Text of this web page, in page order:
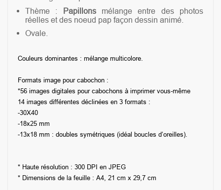
Thème : Papillonsmélange entre des photos
réelles et des noeud pap façon dessin animé.
Ovale.
Couleurs dominantes : mélange multicolore.
Formats image pour cabochon :
*56 images digitales pour cabochons à imprimer vous-même
14 images différentes déclinées en 3 formats :
-30X40
-18x25 mm
-13x18 mm : doubles symétriques (idéal boucles d’oreilles).
* Haute résolution : 300 DPI en JPEG
* Dimensions de la feuille : A4, 21 cm x 29,7 cm